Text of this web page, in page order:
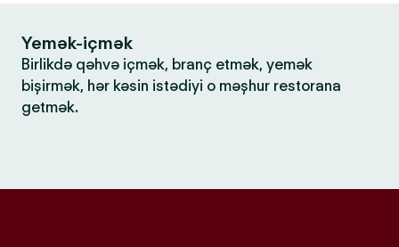
Yemək-içmək
Birlikdə qəhvə içmək, branç etmək, yemək
bişirmək, hər kəsin istədiyi o məşhur restorana
getmək.